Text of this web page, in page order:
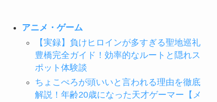
アニメ・ゲーム
【実録】負けヒロインが多すぎる聖地巡礼
豊橋完全ガイド！効率的なルートと隠れス
ポット体験談
ちょこぺろが頭いいと言われる理由を徹底
解説！年齢20歳になった天才ゲーマー【メ